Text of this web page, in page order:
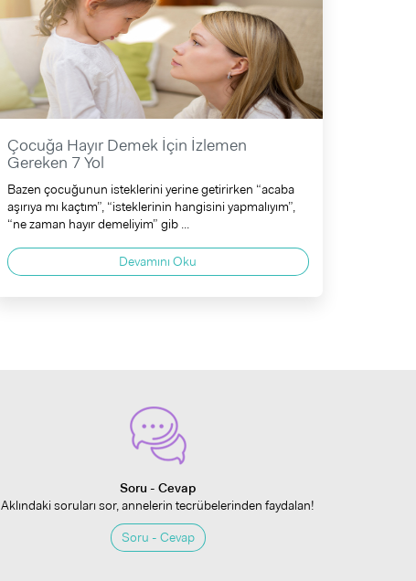
Çocuğa Hayır Demek İçin İzlemen
Gereken 7 Yol
Bazen çocuğunun isteklerini yerine getirirken “acaba
aşırıya mı kaçtım”, “isteklerinin hangisini yapmalıyım”,
“ne zaman hayır demeliyim” gib ...
Devamını Oku
Soru - Cevap
Aklındaki soruları sor, annelerin tecrübelerinden faydalan!
Soru - Cevap